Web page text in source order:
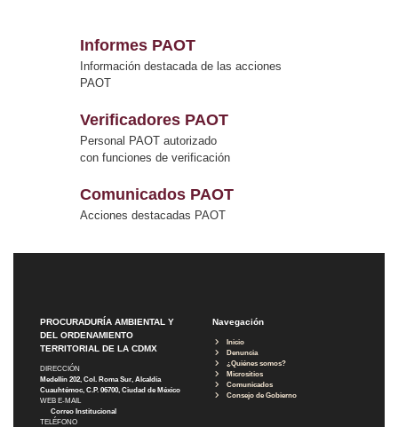
Informes PAOT
Información destacada de las acciones
PAOT
Verificadores PAOT
Personal PAOT autorizado
con funciones de verificación
Comunicados PAOT
Acciones destacadas PAOT
PROCURADURÍA AMBIENTAL Y
DEL ORDENAMIENTO
TERRITORIAL DE LA CDMX
DIRECCIÓN
Medellín 202, Col. Roma Sur, Alcaldía
Cuauhtémoc, C.P. 06700, Ciudad de México
WEB E-MAIL
Correo Institucional
TELÉFONO
Navegación
Inicio
Denuncia
¿Quiénes somos?
Micrositios
Comunicados
Consejo de Gobierno